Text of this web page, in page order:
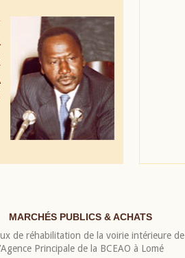
MARCHÉS PUBLICS & ACHATS
de réhabilitation de la voirie intérieure de
l’Agence Principale de la BCEAO à Lomé